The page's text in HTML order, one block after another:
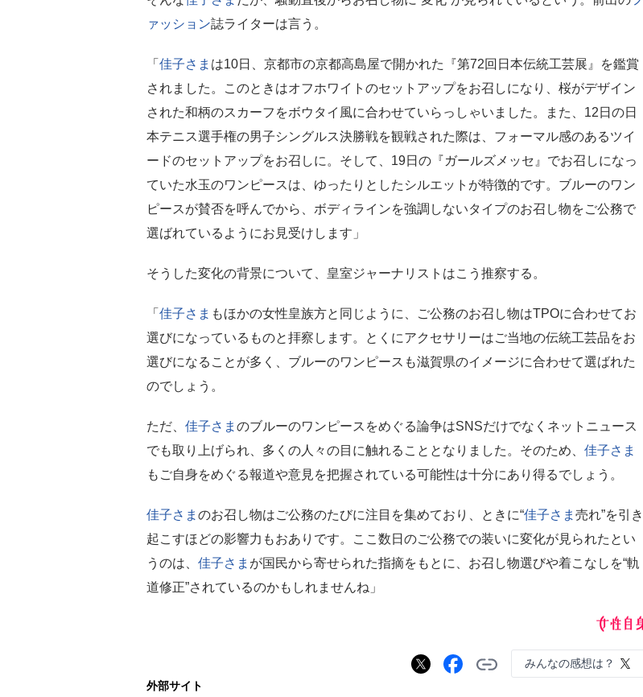
ァッション誌ライターは言う。
「 佳子さま は10日、京都市の京都高島屋で開かれた『第72回日本伝統工芸展』を鑑賞
されました。このときはオフホワイトのセットアップをお召しになり、桜がデザイン
された和柄のスカーフをボウタイ風に合わせていらっしゃいました。また、12日の日
本テニス選手権の男子シングルス決勝戦を観戦された際は、フォーマル感のあるツイ
ードのセットアップをお召しに。そして、19日の『ガールズメッセ』でお召しになっ
ていた水玉のワンピースは、ゆったりとしたシルエットが特徴的です。ブルーのワン
ピースが賛否を呼んでから、ボディラインを強調しないタイプのお召し物をご公務で
選ばれているようにお見受けします」
そうした変化の背景について、皇室ジャーナリストはこう推察する。
「 佳子さま もほかの女性皇族方と同じように、ご公務のお召し物はTPOに合わせてお
選びになっているものと拝察します。とくにアクセサリーはご当地の伝統工芸品をお
選びになることが多く、ブルーのワンピースも滋賀県のイメージに合わせて選ばれた
のでしょう。
ただ、 佳子さま のブルーのワンピースをめぐる論争はSNSだけでなくネットニュース
でも取り上げられ、多くの人々の目に触れることとなりました。そのため、 佳子さま
もご自身をめぐる報道や意見を把握されている可能性は十分にあり得るでしょう。
佳子さま のお召し物はご公務のたびに注目を集めており、ときに“佳子さま 売れ”を引き
起こすほどの影響力もおありです。ここ数日のご公務での装いに変化が見られたとい
うのは、 佳子さま が国民から寄せられた指摘をもとに、お召し物選びや着こなしを“軌
道修正”されているのかもしれませんね」
みんなの感想は？
外部サイト